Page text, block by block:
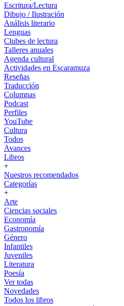
Escritura/Lectura
Dibujo / Ilustración
Análisis literario
Lenguas
Clubes de lectura
Talleres anuales
Agenda cultural
Actividades en Escaramuza
Reseñas
Traducción
Columnas
Podcast
Perfiles
YouTube
Cultura
Todos
Avances
Libros
+
Nuestros recomendados
Categorías
+
Arte
Ciencias sociales
Economía
Gastronomía
Género
Infantiles
Juveniles
Literatura
Poesía
Ver todas
Novedades
Todos los libros